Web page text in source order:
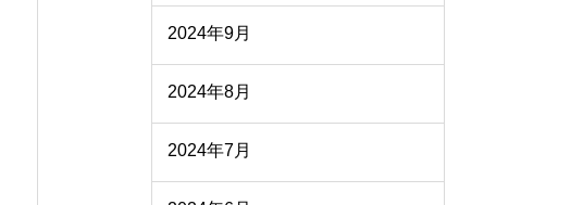
2024年9月
2024年8月
2024年7月